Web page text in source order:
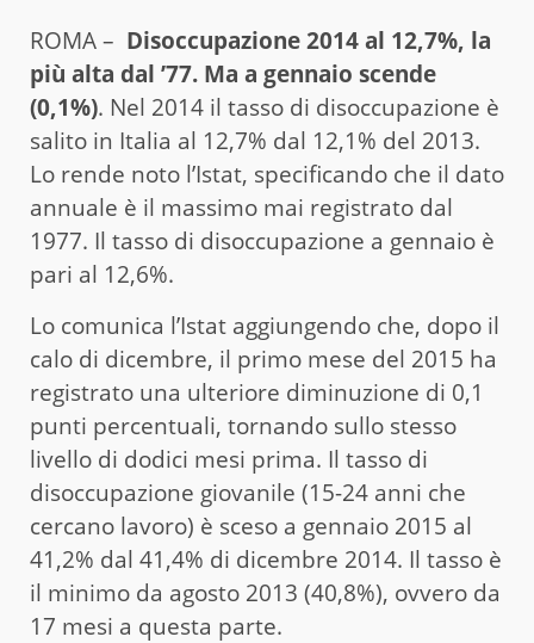
ROMA – Disoccupazione 2014 al 12,7%, la
più alta dal ’77. Ma a gennaio scende
(0,1%). Nel 2014 il tasso di disoccupazione è
salito in Italia al 12,7% dal 12,1% del 2013.
Lo rende noto l’Istat, specificando che il dato
annuale è il massimo mai registrato dal
1977. Il tasso di disoccupazione a gennaio è
pari al 12,6%.
Lo comunica l’Istat aggiungendo che, dopo il
calo di dicembre, il primo mese del 2015 ha
registrato una ulteriore diminuzione di 0,1
punti percentuali, tornando sullo stesso
livello di dodici mesi prima. Il tasso di
disoccupazione giovanile (15-24 anni che
cercano lavoro) è sceso a gennaio 2015 al
41,2% dal 41,4% di dicembre 2014. Il tasso è
il minimo da agosto 2013 (40,8%), ovvero da
17 mesi a questa parte.